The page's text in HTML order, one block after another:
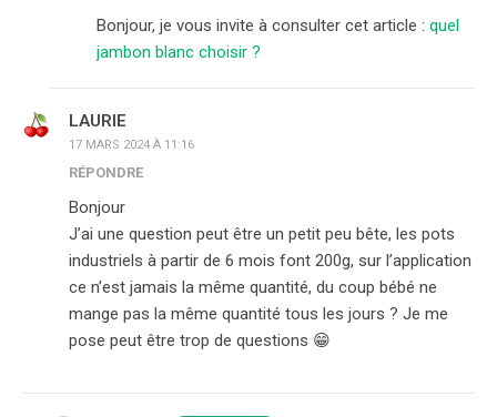
Bonjour, je vous invite à consulter cet article : quel
jambon blanc choisir ?
LAURIE
17 MARS 2024 À 11:16
RÉPONDRE
Bonjour
J’ai une question peut être un petit peu bête, les pots
industriels à partir de 6 mois font 200g, sur l’application
ce n’est jamais la même quantité, du coup bébé ne
mange pas la même quantité tous les jours ? Je me
pose peut être trop de questions 😁